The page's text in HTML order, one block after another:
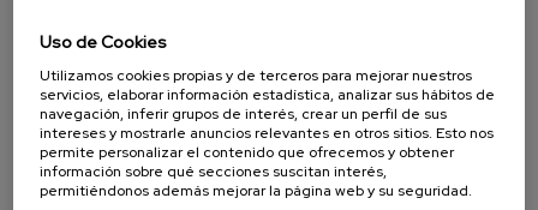
Objetivos de desarrollo sostenible
Incendios forestales ¿cómo afrontarlos? II
10 h. Español .
...
DESDE 25 €
Últimas
Gratuito
Fecha
Lista
espera
Plazo
matrícula
finalizado
Uso de Cookies
Utilizamos cookies propias y de terceros para mejorar nuestros
servicios, elaborar información estadística, analizar sus hábitos de
navegación, inferir grupos de interés, crear un perfil de sus
intereses y mostrarle anuncios relevantes en otros sitios. Esto nos
permite personalizar el contenido que ofrecemos y obtener
información sobre qué secciones suscitan interés,
permitiéndonos además mejorar la página web y su seguridad.